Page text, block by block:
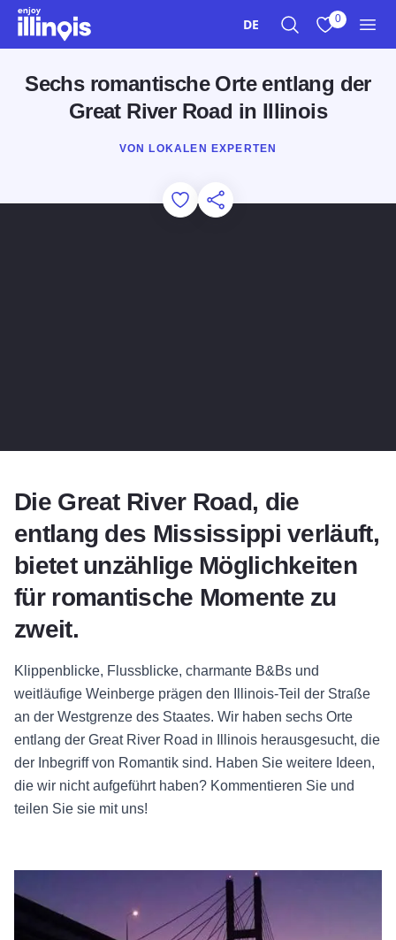
Zum Hauptinhalt springen
DE 0
Sechs romantische Orte entlang der
Great River Road in Illinois
VON LOKALEN EXPERTEN
Add to Favorites
Diese Seite teilen
Die Great River Road, die
entlang des Mississippi verläuft,
bietet unzählige Möglichkeiten
für romantische Momente zu
zweit.
Klippenblicke, Flussblicke, charmante B&Bs und
weitläufige Weinberge prägen den Illinois-Teil der Straße
an der Westgrenze des Staates. Wir haben sechs Orte
entlang der Great River Road in Illinois herausgesucht, die
der Inbegriff von Romantik sind. Haben Sie weitere Ideen,
die wir nicht aufgeführt haben? Kommentieren Sie und
teilen Sie sie mit uns!